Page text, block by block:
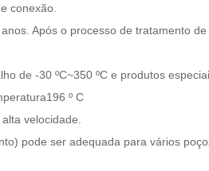
conexão.
Após o processo de tratamento
de -30 ºC~350 ºC e produtos
º C
velocidade.
pode ser adequada para vários